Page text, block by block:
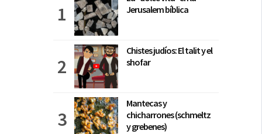
Jerusalem bíblica
Chistes judíos: El talit y el
shofar
Mantecas y
chicharrones (schmeltz
y grebenes)